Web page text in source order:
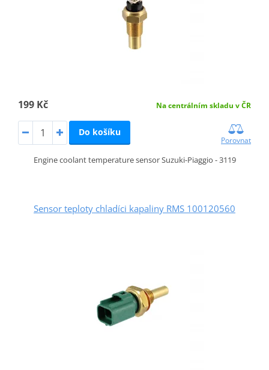
199 Kč Na centrálním skladu v ČR
Do košíku
Porovnat
Engine coolant temperature sensor Suzuki-Piaggio - 3119
Sensor teploty chladíci kapaliny RMS 100120560